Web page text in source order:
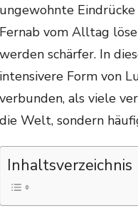
ungewohnte
Fernab vom Alltag
werden schärfer. In
intensivere Form von
verbunden, als viele
die Welt, sondern
Inhaltsverzeichnis